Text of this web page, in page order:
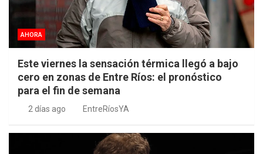
AHORA
Este viernes la sensación térmica llegó a bajo
cero en zonas de Entre Ríos: el pronóstico
para el fin de semana
2 días ago EntreRíosYA